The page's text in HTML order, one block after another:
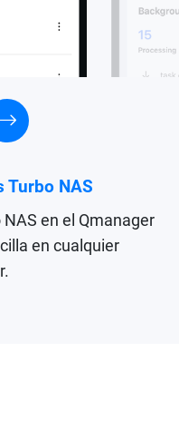
Turbo NAS
en el Qmanager
en cualquier